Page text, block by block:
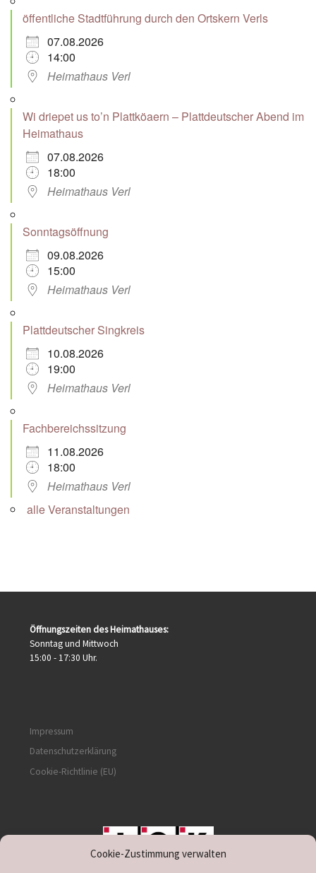
Cookie-Zustimmung verwalten
öffentliche Stadtführung durch den Ortskern Verls
07.08.2026
14:00
Heimathaus Verl
Wi driepet us to’n Plattköaern – Plattdeutscher Abend im
Heimathaus
07.08.2026
18:00
Heimathaus Verl
Sonntagsöffnung
09.08.2026
15:00
Heimathaus Verl
Plattdeutscher Singkreis
10.08.2026
19:00
Heimathaus Verl
Fachbereichssitzung
11.08.2026
18:00
Heimathaus Verl
alle Veranstaltungen
Öffnungszeiten des Heimathauses:
Sonntag und Mittwoch
15:00 - 17:30 Uhr.
Impressum
Datenschutzerklärung
Cookie-Richtlinie (EU)